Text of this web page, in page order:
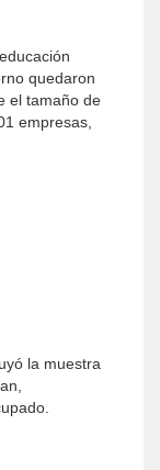
quedaron
el tamaño de
empresas,
la muestra